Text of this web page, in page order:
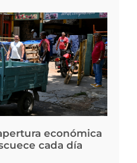
económica
cada día